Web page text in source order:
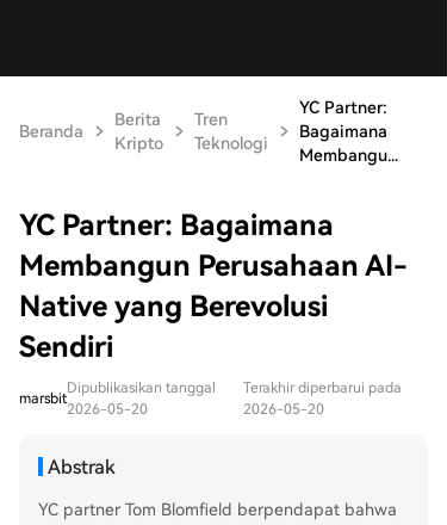
Beranda
Berita
Kripto
Tren
Teknologi
YC Partner:
Bagaimana
Membangu...
YC Partner: Bagaimana
Membangun Perusahaan AI-
Native yang Berevolusi
Sendiri
marsbit
Dipublikasikan tanggal
2026-05-20
Terakhir diperbarui pada
2026-05-20
Abstrak
YC partner Tom Blomfield berpendapat bahwa